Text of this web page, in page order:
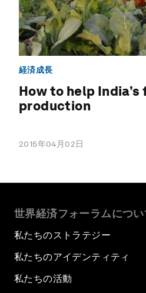
経済成長
How to help
production
2015年04月02日
世界経済フォーラムについ
私たちのストラテジー
私たちのアイデンティティ
私たちの活動